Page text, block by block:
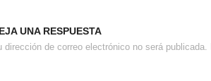
UNA RESPUESTA
dirección de correo electrónico no será publicada.